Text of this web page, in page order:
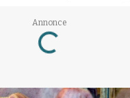
Annonce
Loading...